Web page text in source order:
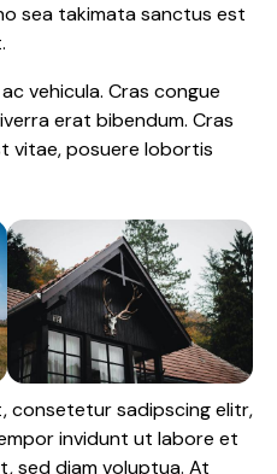
sea takimata sanctus est
vehicula. Cras congue
erat bibendum. Cras
vitae, posuere lobortis
consetetur sadipscing elitr,
invidunt ut labore et
sed diam voluptua. At